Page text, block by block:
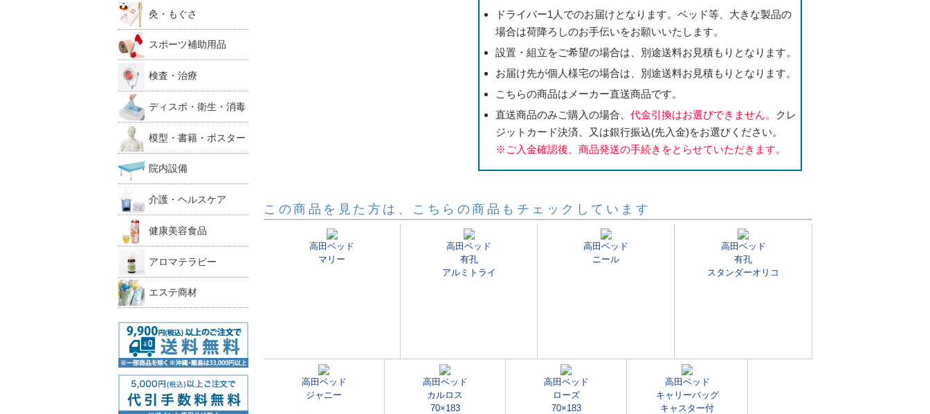
灸・もぐさ
スポーツ補助用品
検査・治療
ディスポ・衛生・消毒
模型・書籍・ポスター
院内設備
介護・ヘルスケア
健康美容食品
アロマテラピー
エステ商材
ドライバー1人でのお届けとなります。ベッド等、大きな製品の
場合は荷降ろしのお手伝いをお願いいたします。
設置・組立をご希望の場合は、別途送料お見積もりとなります。
お届け先が個人様宅の場合は、別途送料お見積もりとなります。
こちらの商品はメーカー直送商品です。
直送商品のみご購入の場合、代金引換はお選びできません。
クレ
ジットカード決済、又は銀行振込(先入金)をお選びください。
※ご入金確認後、商品発送の手続きをとらせていただきます。
この商品を見た方は、こちらの商品もチェックしています
高田ベッド
マリー
高田ベッド
有孔
アルミトライ
高田ベッド
ニール
高田ベッド
有孔
スタンダーオリコ
高田ベッド
ジャニー
高田ベッド
カルロス
70×183
高田ベッド
ローズ
70×183
高田ベッド
キャリーバッグ
キャスター付